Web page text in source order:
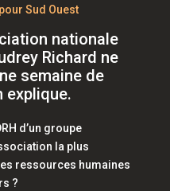
Sud Ouest
nationale
Richard ne
semaine de
explique.
d’un groupe
la plus
ressources humaines
?